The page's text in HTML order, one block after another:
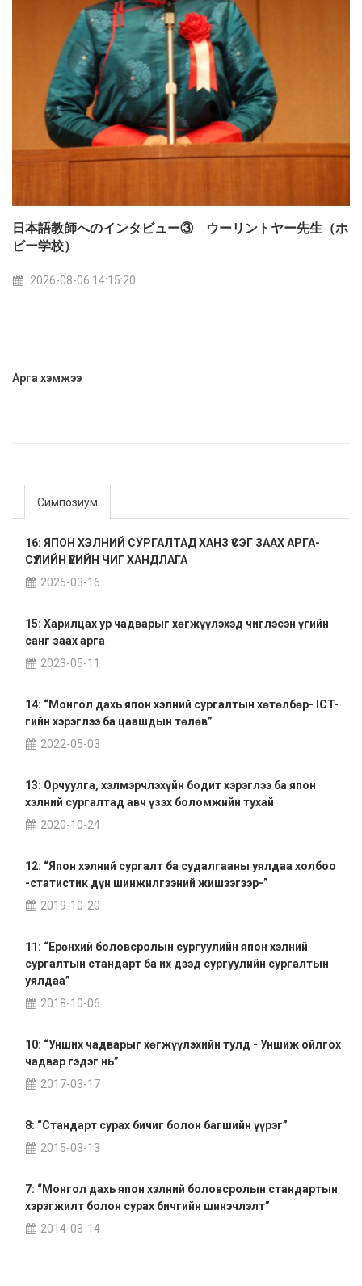
日本語教師へのインタビュー③ ウーリントヤー先生（ホ
ビー学校）
2026-08-06 14:15:20
Арга хэмжээ
Симпозиум
16: ЯПОН ХЭЛНИЙ СУРГАЛТАД ХАНЗ ҮСЭГ ЗААХ АРГА-
СҮҮЛИЙН ҮЕИЙН ЧИГ ХАНДЛАГА
2025-03-16
15: Харилцах ур чадварыг хөгжүүлэхэд чиглэсэн үгийн
санг заах арга
2023-05-11
14: “Монгол дахь япон хэлний сургалтын хөтөлбөр- ICT-
гийн хэрэглээ ба цаашдын төлөв”
2022-05-03
13: Орчуулга, хэлмэрчлэхүйн бодит хэрэглээ ба япон
хэлний сургалтад авч үзэх боломжийн тухай
2020-10-24
12: “Япон хэлний сургалт ба судалгааны уялдаа холбоо
-статистик дүн шинжилгээний жишээгээр-”
2019-10-20
11: “Ерөнхий боловсролын сургуулийн япон хэлний
сургалтын стандарт ба их дээд сургуулийн сургалтын
уялдаа”
2018-10-06
10: “Унших чадварыг хөгжүүлэхийн тулд - Уншиж ойлгох
чадвар гэдэг нь”
2017-03-17
8: “Стандарт сурах бичиг болон багшийн үүрэг”
2015-03-13
7: “Монгол дахь япон хэлний боловсролын стандартын
хэрэгжилт болон сурах бичгийн шинэчлэлт”
2014-03-14